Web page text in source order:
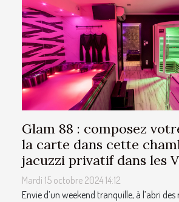
Glam 88 : composez
la carte dans cette
jacuzzi privatif dans les
Mardi 15 octobre 2024 14:12
Envie d’un weekend tranquille, à l’abri